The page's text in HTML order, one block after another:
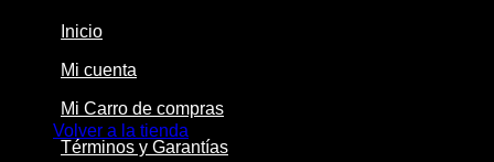
Volver a la tienda
Inicio
Mi cuenta
Mi Carro de compras
Términos y Garantías